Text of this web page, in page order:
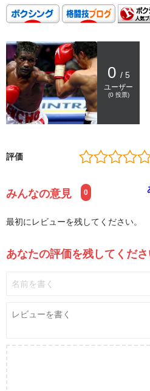
0 / 5
ユーザー
(0投票)
評価
みんなの意見 0
最初にレビューを残してください。
あなたの評価を残してくだ